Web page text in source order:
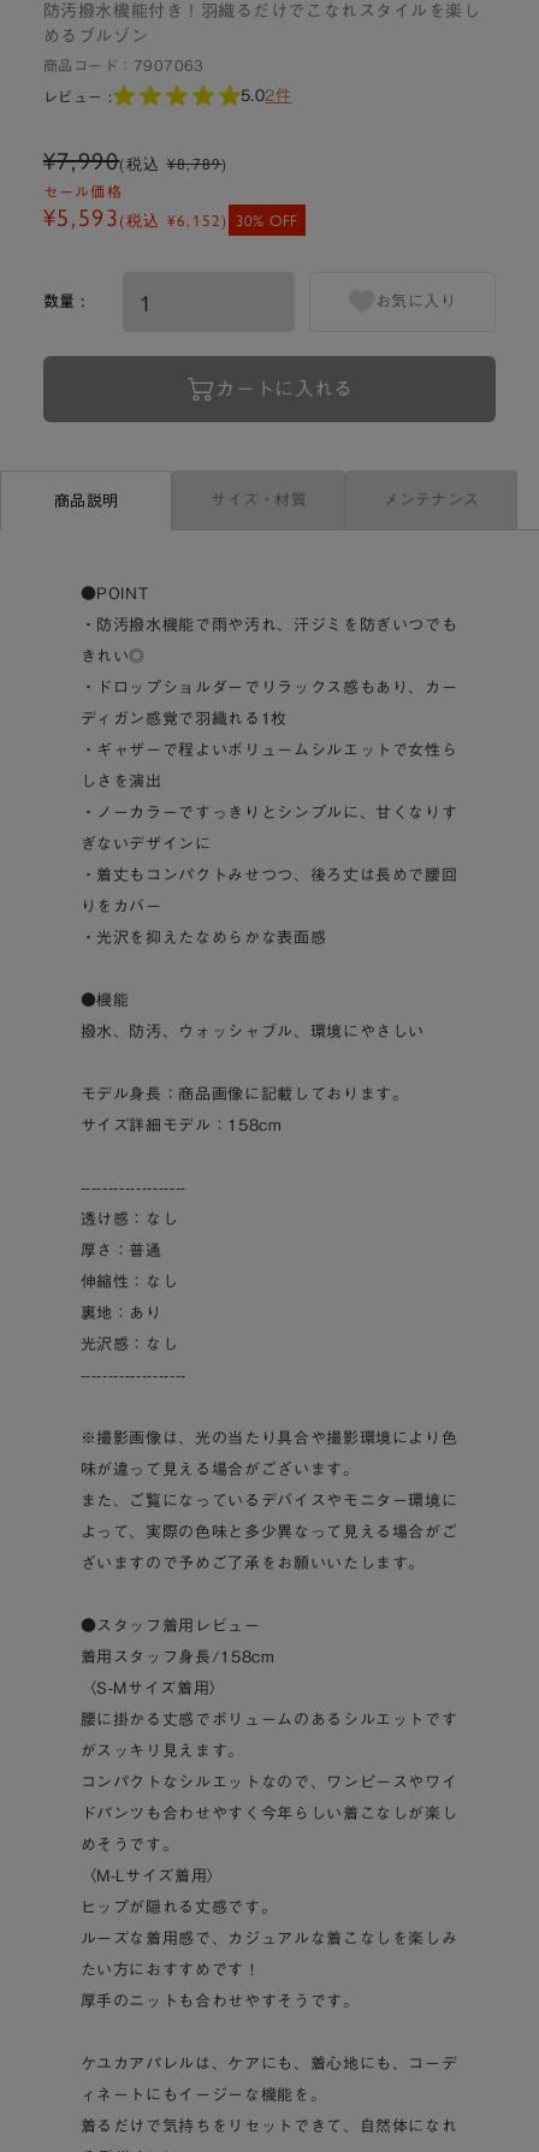
防汚撥水機能付き！羽織るだけでこなれスタイルを楽し
めるブルゾン
商品コード： 7907063
レビュー : 5.02件
¥7,990(税込¥8,789)
セール価格
¥5,593(税込 ¥6,152) 30% OFF
数量 :
カートに入れる
お気に入り
商品説明 サイズ・材質 メンテナンス
●POINT
・防汚撥水機能で雨や汚れ、汗ジミを防ぎいつでも
きれい◎
・ドロップショルダーでリラックス感もあり、カー
ディガン感覚で羽織れる1枚
・ギャザーで程よいボリュームシルエットで女性ら
しさを演出
・ノーカラーですっきりとシンプルに、甘くなりす
ぎないデザインに
・着丈もコンパクトみせつつ、後ろ丈は長めで腰回
りをカバー
・光沢を抑えたなめらかな表面感
●機能
撥水、防汚、ウォッシャブル、環境にやさしい
モデル身長：商品画像に記載しております。
サイズ詳細モデル：158cm
-------------------
透け感：なし
厚さ：普通
伸縮性：なし
裏地：あり
光沢感：なし
-------------------
※撮影画像は、光の当たり具合や撮影環境により色
味が違って見える場合がございます。
また、ご覧になっているデバイスやモニター環境に
よって、実際の色味と多少異なって見える場合がご
ざいますので予めご了承をお願いいたします。
●スタッフ着用レビュー
着用スタッフ身長/158cm
〈S-Mサイズ着用〉
腰に掛かる丈感でボリュームのあるシルエットです
がスッキリ見えます。
コンパクトなシルエットなので、ワンピースやワイ
ドパンツも合わせやすく今年らしい着こなしが楽し
めそうです。
〈M-Lサイズ着用〉
ヒップが隠れる丈感です。
ルーズな着用感で、カジュアルな着こなしを楽しみ
たい方におすすめです！
厚手のニットも合わせやすそうです。
ケユカアパレルは、ケアにも、着心地にも、コーデ
ィネートにもイージーな機能を。
着るだけで気持ちをリセットできて、自然体になれ